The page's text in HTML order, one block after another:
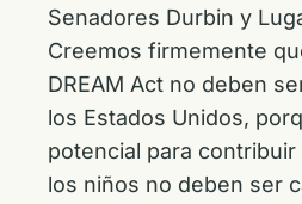
Senadores Durbin y
Creemos firmemente
DREAM Act no deben
los Estados Unidos,
potencial para
los niños no deben ser